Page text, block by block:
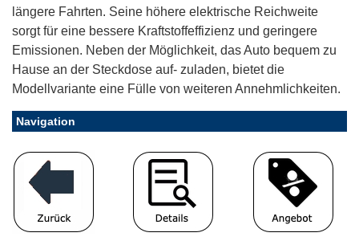
längere Fahrten. Seine höhere elektrische Reichweite
sorgt für eine bessere Kraftstoffeffizienz und geringere
Emissionen. Neben der Möglichkeit, das Auto bequem zu
Hause an der Steckdose auf- zuladen, bietet die
Modellvariante eine Fülle von weiteren Annehmlichkeiten.
Navigation